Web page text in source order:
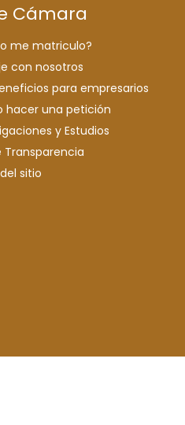
Cámara
me matriculo?
con nosotros
para empresarios
hacer una petición
y Estudios
Transparencia
sitio